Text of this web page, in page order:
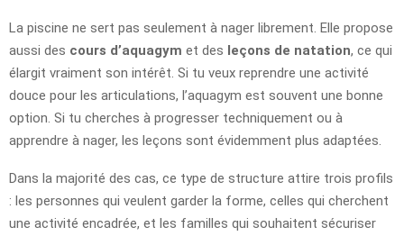
La piscine ne sert pas seulement à nager librement. Elle propose
aussi des cours d’aquagym et des leçons de natation, ce qui
élargit vraiment son intérêt. Si tu veux reprendre une activité
douce pour les articulations, l’aquagym est souvent une bonne
option. Si tu cherches à progresser techniquement ou à
apprendre à nager, les leçons sont évidemment plus adaptées.
Dans la majorité des cas, ce type de structure attire trois profils
: les personnes qui veulent garder la forme, celles qui cherchent
une activité encadrée, et les familles qui souhaitent sécuriser